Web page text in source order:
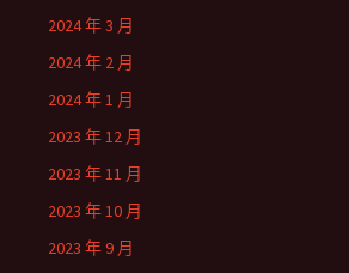
2024 年 3 月
2024 年 2 月
2024 年 1 月
2023 年 12 月
2023 年 11 月
2023 年 10 月
2023 年 9 月